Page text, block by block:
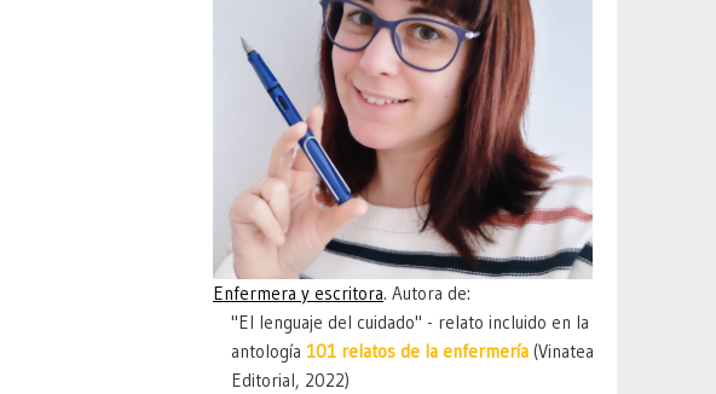
Enfermera y escritora. Autora de:
"El lenguaje del cuidado" - relato incluido en la
antología 101 relatos de la enfermería (Vinatea
Editorial, 2022)